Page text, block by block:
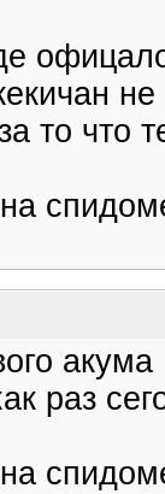
то что
на
акума
раз
на